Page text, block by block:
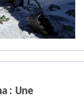
: Une